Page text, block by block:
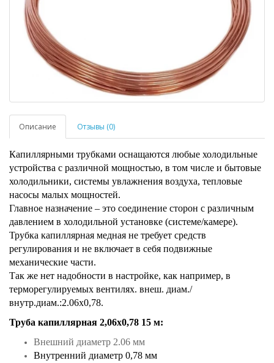
Описание Отзывы (0)
Капиллярными трубками оснащаются любые холодильные
устройства с различной мощностью, в том числе и бытовые
холодильники, системы увлажнения воздуха, тепловые
насосы малых мощностей.
Главное назначение – это соединение сторон с различным
давлением в холодильной установке (системе/камере).
Трубка капиллярная медная не требует средств
регулирования и не включает в себя подвижные
механические части.
Так же нет надобности в настройке, как например, в
терморегулируемых вентилях. внеш. диам./
внутр.диам.:2.06х0,78.
Труба капиллярная 2,06х0,78 15 м:
Внешний диаметр 2.06 мм
Внутренний диаметр 0,78 мм